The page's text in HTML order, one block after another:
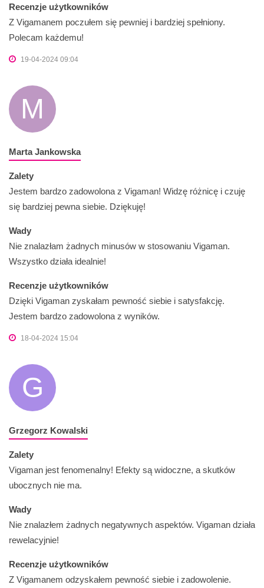
Recenzje użytkowników
Z Vigamanem poczułem się pewniej i bardziej spełniony.
Polecam każdemu!
19-04-2024 09:04
M
Marta Jankowska
Zalety
Jestem bardzo zadowolona z Vigaman! Widzę różnicę i czuję
się bardziej pewna siebie. Dziękuję!
Wady
Nie znalazłam żadnych minusów w stosowaniu Vigaman.
Wszystko działa idealnie!
Recenzje użytkowników
Dzięki Vigaman zyskałam pewność siebie i satysfakcję.
Jestem bardzo zadowolona z wyników.
18-04-2024 15:04
G
Grzegorz Kowalski
Zalety
Vigaman jest fenomenalny! Efekty są widoczne, a skutków
ubocznych nie ma.
Wady
Nie znalazłem żadnych negatywnych aspektów. Vigaman działa
rewelacyjnie!
Recenzje użytkowników
Z Vigamanem odzyskałem pewność siebie i zadowolenie.